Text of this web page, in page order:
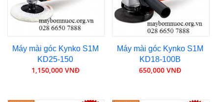
Máy mài góc Kynko S1M
KD25-150
1,150,000 VNĐ
Máy mài góc Kynko S1M
KD18-100B
650,000 VNĐ